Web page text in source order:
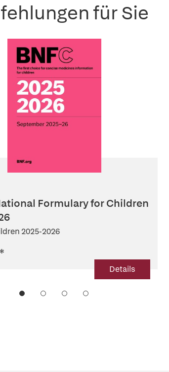
für Sie
Formulary for Children
2025-2026
*
Details